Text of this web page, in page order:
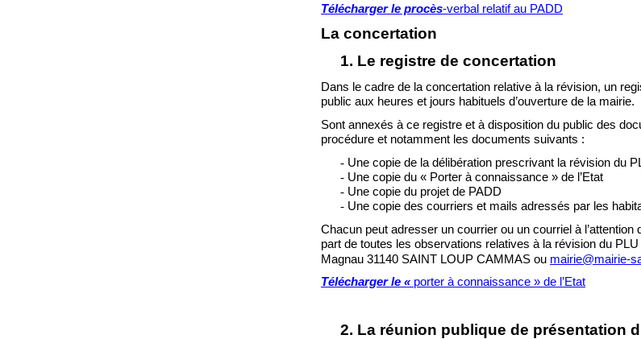
Télécharger le procès-verbal relatif au PADD
La concertation
1. Le registre de concertation
Dans le cadre de la concertation relative à la révision, un
public aux heures et jours habituels d’ouverture de la mairie.
Sont annexés à ce registre et à disposition du public des
procédure et notamment les documents suivants :
- Une copie de la délibération prescrivant la révision du
- Une copie du « Porter à connaissance » de l’Etat
- Une copie du projet de PADD
- Une copie des courriers et mails adressés par les
Chacun peut adresser un courrier ou un courriel à
part de toutes les observations relatives à la révision du
Magnau 31140 SAINT LOUP CAMMAS ou mairie@mairie-
Télécharger le « porter à connaissance » de l’Etat
2. La réunion publique de présentation